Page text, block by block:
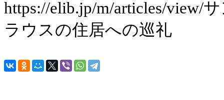
https://elib.jp/m/articles/view/
ラウスの住居への巡礼